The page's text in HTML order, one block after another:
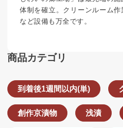
体制を確立。クリーンルーム
など設備も万全です。
商品カテゴリ
到着後1週間以内(単)
創作京漬物 浅漬